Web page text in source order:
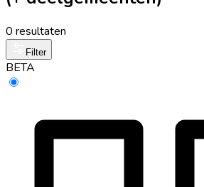
0 resultaten
Filter
BETA